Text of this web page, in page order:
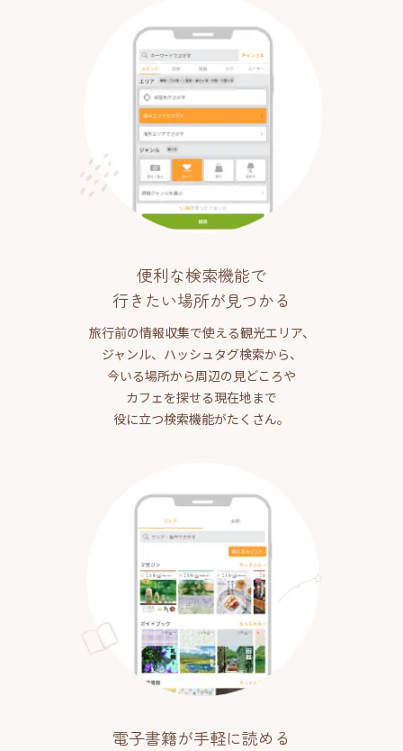
便利な検索機能で
行きたい場所が見つかる
旅行前の情報収集で使える観光エリア、
ジャンル、ハッシュタグ検索から、
今いる場所から周辺の見どころや
カフェを探せる現在地まで
役に立つ検索機能がたくさん。
電子書籍が手軽に読める